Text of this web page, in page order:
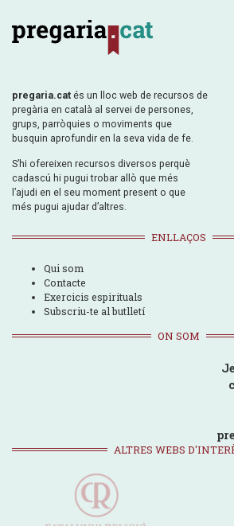
pregaria.cat és un lloc web de recursos de
pregària en català al servei de persones,
grups, parròquies o moviments que
busquin aprofundir en la seva vida de fe.
S’hi ofereixen recursos diversos perquè
cadascú hi pugui trobar allò que més
l’ajudi en el seu moment present o que
més pugui ajudar d’altres.
ENLLAÇOS
Qui som
Contacte
Exercicis espirituals
Subscriu-te al butlletí
ON SOM
ALTRES WEBS